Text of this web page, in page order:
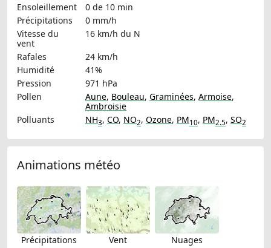
Ensoleillement
0 de 10 min
Précipitations
0 mm/h
Vitesse du
vent
16 km/h du N
Rafales
24 km/h
Humidité
41%
Pression
971 hPa
Pollen
Aune, Bouleau, Graminées, Armoise,
Ambroisie
Polluants
NH3, CO, NO2, Ozone, PM10, PM2.5, SO2
Animations météo
Précipitations Vent Nuages